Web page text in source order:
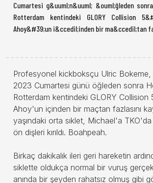
Cumartesi g&uuml;n&uuml; &ouml;ğleden
Rotterdam kentindeki GLORY Collision
Ahoy&#39;un i&ccedil;inden bir ma&ccedil;tan
Profesyonel kickboksçu Ulric Bokeme,
2023 Cumartesi günü öğleden sonra
Rotterdam kentindeki GLORY Collision
Ahoy'un içinden bir maçtan fazlasını
yaşındaki orta sıklet, Michael'a TKO'da
ön dişleri kırıldı. Boahpeah.
Birkaç dakikalık ileri geri hareketin
siklette oldukça normal bir vuruş
anında bir şeyden rahatsız olmuş gibi